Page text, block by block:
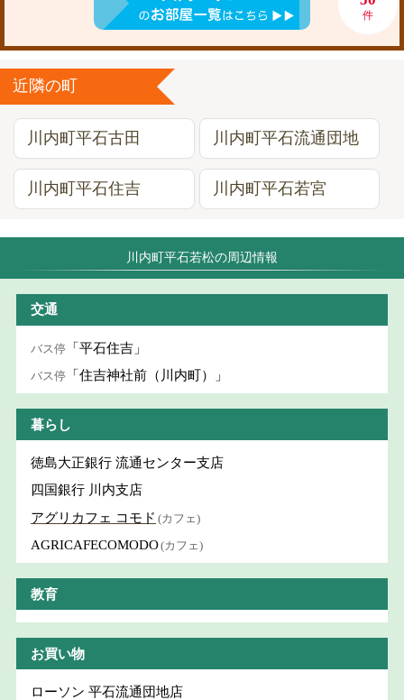
件
近隣の町
川内町平石古田 川内町平石流通団地
川内町平石住吉 川内町平石若宮
川内町平石若松の周辺情報
交通
バス停 「平石住吉」
バス停 「住吉神社前（川内町）」
暮らし
徳島大正銀行 流通センター支店
四国銀行 川内支店
アグリカフェ コモド (カフェ)
AGRICAFECOMODO(カフェ)
教育
お買い物
ローソン 平石流通団地店